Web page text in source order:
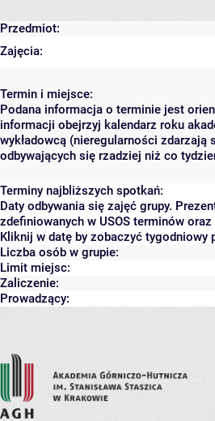
Przedmiot:
Zajęcia:
Termin i miejsce:
Podana informacja o terminie jest
informacji obejrzyj kalendarz roku
wykładowcą (nieregularności
odbywających się rzadziej niż co
Terminy najbliższych spotkań:
Daty odbywania się zajęć grupy.
zdefiniowanych w USOS terminów
Kliknij w datę by zobaczyć tygodniowy
Liczba osób w grupie:
Limit miejsc:
Zaliczenie:
Prowadzący: